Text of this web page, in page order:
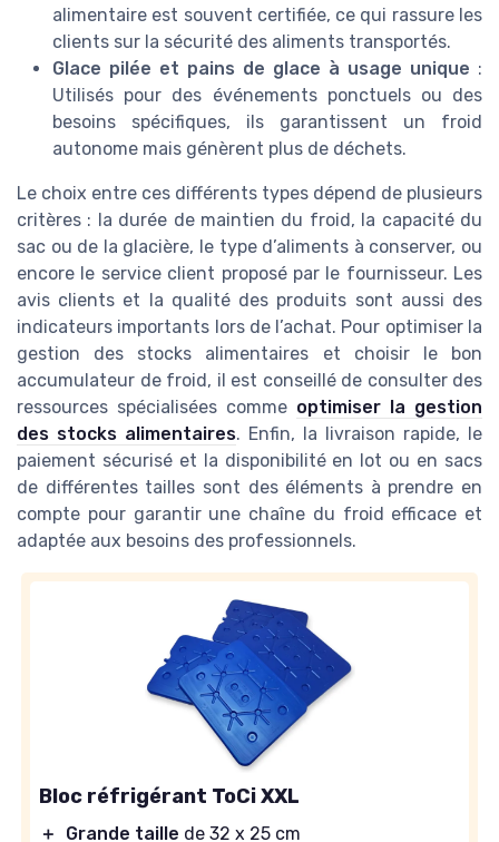
alimentaire est souvent certifiée, ce qui rassure les
clients sur la sécurité des aliments transportés.
Glace pilée et pains de glace à usage unique :
Utilisés pour des événements ponctuels ou des
besoins spécifiques, ils garantissent un froid
autonome mais génèrent plus de déchets.
Le choix entre ces différents types dépend de plusieurs
critères : la durée de maintien du froid, la capacité du
sac ou de la glacière, le type d’aliments à conserver, ou
encore le service client proposé par le fournisseur. Les
avis clients et la qualité des produits sont aussi des
indicateurs importants lors de l’achat. Pour optimiser la
gestion des stocks alimentaires et choisir le bon
accumulateur de froid, il est conseillé de consulter des
ressources spécialisées comme optimiser la gestion
des stocks alimentaires. Enfin, la livraison rapide, le
paiement sécurisé et la disponibilité en lot ou en sacs
de différentes tailles sont des éléments à prendre en
compte pour garantir une chaîne du froid efficace et
adaptée aux besoins des professionnels.
Bloc réfrigérant ToCi XXL
＋ Grande taille de 32 x 25 cm